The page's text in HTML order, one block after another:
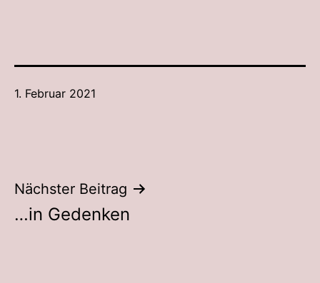
Veröffentlicht
1. Februar 2021
Beitragsnavigation
Nächster Beitrag
…in Gedenken